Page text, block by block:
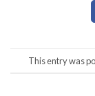
This entry was